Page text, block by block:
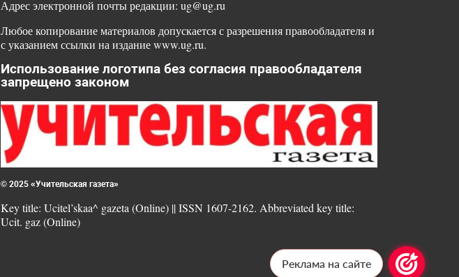
Адрес электронной почты редакции: ug@ug.ru
Любое копирование материалов допускается с разрешения правообладателя и
с указанием ссылки на издание www.ug.ru.
Использование логотипа без согласия правообладателя
запрещено законом
© 2025 «Учительская газета»
Key title: Ucitel’skaa^ gazeta (Online) || ISSN 1607-2162. Abbreviated key title:
Ucit. gaz (Online)
Реклама на сайте